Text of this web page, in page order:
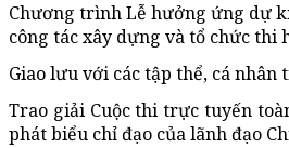
Chương trình Lễ hưởng ứng dự
công tác xây dựng và tổ chức thi
Giao lưu với các tập thể, cá
Trao giải Cuộc thi trực tuyến
phát biểu chỉ đạo của lãnh đạo